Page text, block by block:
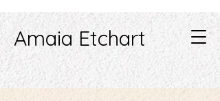
Amaia Etchart